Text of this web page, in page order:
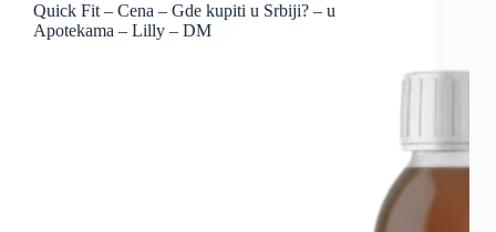
Quick Fit – Cena – Gde kupiti u Srbiji? – u
Apotekama – Lilly – DM